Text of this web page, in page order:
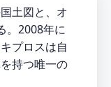
土図と、オ
。2008年に
プロスは自
持つ唯一の